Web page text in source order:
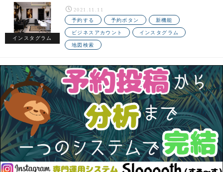
インスタグラム
2021.11.11
予約する
予約ボタン 新機能
ビジネスアカウント インスタグラム
地図検索